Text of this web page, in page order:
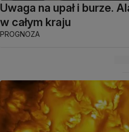
Uwaga na upał i burze.
w całym kraju
PROGNOZA